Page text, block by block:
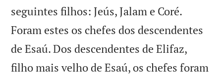
seguintes filhos: Jeús, Jalam e Coré.
Foram estes os chefes dos descendentes
de Esaú. Dos descendentes de Elifaz,
filho mais velho de Esaú, os chefes foram